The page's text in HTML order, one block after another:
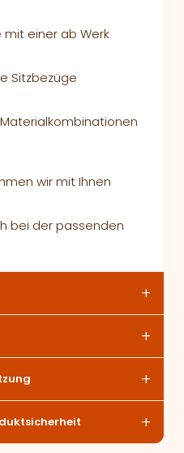
einer ab Werk
Sitzbezüge
wir mit Ihnen
bei der passenden